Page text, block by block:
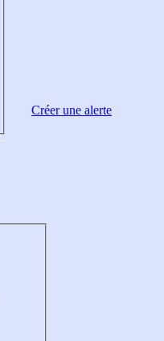
Créer une alerte